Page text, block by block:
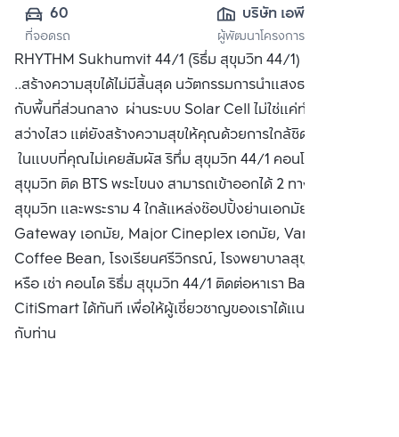
60
ที่จอดรถ
บริษัท เอพี (ไทย
แลนด์)
จำกัด(มหาชน)
ผู้พัฒนาโครงการ
RHYTHM Sukhumvit 44/1 (ริธึ่ม สุขุมวิท 44/1) ธรรมชาติ
..สร้างความสุขได้ไม่มีสิ้นสุด นวัตกรรมการนำแสงธรรมชาติมาใช้
กับพื้นที่ส่วนกลาง ผ่านระบบ Solar Cell ไม่ใช่แค่ทำให้ชีวิต
สว่างไสว แต่ยังสร้างความสุขให้คุณด้วยการใกล้ชิดธรรมชาติ
ในแบบที่คุณไม่เคยสัมผัส ริทึ่ม สุขุมวิท 44/1 คอนโดหรู ริมถนน
สุขุมวิท ติด BTS พระโขนง สามารถเข้าออกได้ 2 ทาง ทั้งเส้นถนน
สุขุมวิท และพระราม 4 ใกล้แหล่งช๊อปปิ้งย่านเอกมัย เช่น
Gateway เอกมัย, Major Cineplex เอกมัย, Vanilla,
Coffee Bean, โรงเรียนศรีวิกรณ์, โรงพยาบาลสุขุมวิท ซื้อ ขาย
หรือ เช่า คอนโด ริธึ่ม สุขุมวิท 44/1 ติดต่อหาเรา Bangkok
CitiSmart ได้ทันที เพื่อให้ผู้เชี่ยวชาญของเราได้แนะนำคอนโดให้
กับท่าน